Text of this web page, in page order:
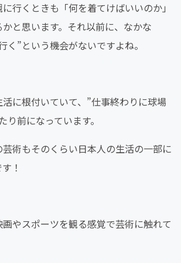
行くときも「何を着てけばいいのか」
と思います。それ以前に、なかな
く”という機会がないですよね。
に根付いていて、”仕事終わりに球場
り前になっています。
術もそのくらい日本人の生活の一部に
！
やスポーツを観る感覚で芸術に触れて